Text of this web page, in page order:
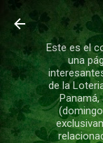
Este es el
una
de la